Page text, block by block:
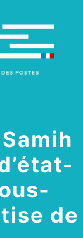
de